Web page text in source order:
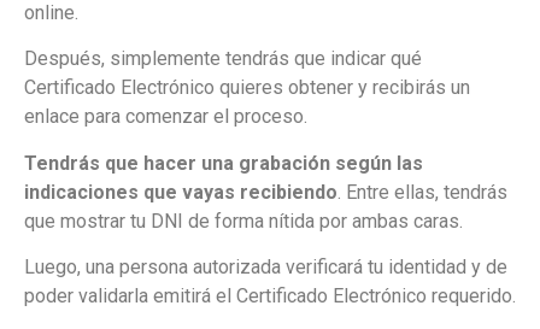
online.
Después, simplemente tendrás que indicar qué
Certificado Electrónico quieres obtener y recibirás un
enlace para comenzar el proceso.
Tendrás que hacer una grabación según las
indicaciones que vayas recibiendo. Entre ellas, tendrás
que mostrar tu DNI de forma nítida por ambas caras.
Luego, una persona autorizada verificará tu identidad y de
poder validarla emitirá el Certificado Electrónico requerido.